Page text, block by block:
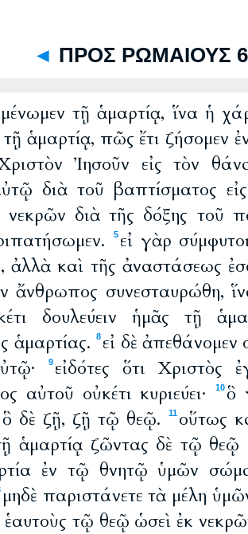
◄ ΠΡΟΣ ΡΩΜΑΙΟΥΣ 6
τῇ ἁμαρτίᾳ, ἵνα ἡ
τῇ ἁμαρτίᾳ, πῶς ἔτι ζήσομεν
Ἰησοῦν εἰς τὸν
διὰ τοῦ βαπτίσματος
νεκρῶν διὰ τῆς δόξης τοῦ
5 εἰ γὰρ
ἀλλὰ καὶ τῆς ἀναστάσεως
ἄνθρωπος συνεσταυρώθη,
δουλεύειν ἡμᾶς τῇ
ἁμαρτίας.
8 εἰ δὲ ἀπεθάνομεν
9 εἰδότες ὅτι Χριστὸς
αὐτοῦ οὐκέτι κυριεύει·
10ὃ
δὲ ζῇ, ζῇ τῷ θεῷ.
11 οὕτως
ἁμαρτίᾳ ζῶντας δὲ τῷ
ἐν τῷ θνητῷ ὑμῶν
μηδὲ παριστάνετε τὰ μέλη
τῷ θεῷ ὡσεὶ ἐκ